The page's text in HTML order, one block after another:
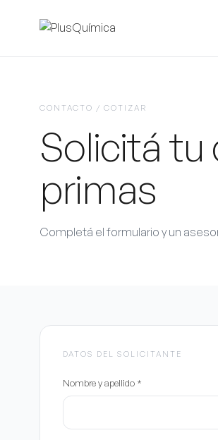
CONTACTO / COTIZAR
Solicitá tu
primas
Completá el formulario y un
DATOS DEL SOLICITANTE
Nombre y apellido *